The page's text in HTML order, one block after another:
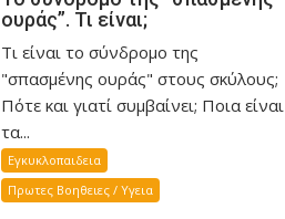
ουράς”. Τι είναι;
Τι είναι το σύνδρομο της
"σπασμένης ουράς" στους σκύλους;
Πότε και γιατί συμβαίνει; Ποια είναι
τα...
Εγκυκλοπαιδεια
Πρωτες Βοηθειες / Υγεια